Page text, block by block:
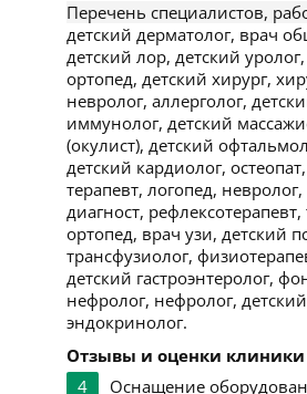
Перечень специалистов,
детский дерматолог, врач
детский лор, детский
ортопед, детский хирург,
невролог, аллерголог,
иммунолог, детский
(окулист), детский
детский кардиолог,
терапевт, логопед,
диагност, рефлексотерапевт,
ортопед, врач узи, детский
трансфузиолог,
детский гастроэнтеролог,
нефролог, нефролог,
эндокринолог.
Отзывы и оценки клиники
4
Оснащение